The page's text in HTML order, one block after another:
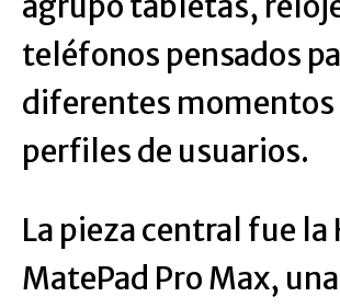
teléfonos pensados
diferentes momentos
perfiles de usuarios.
La pieza central fue la
MatePad Pro Max,